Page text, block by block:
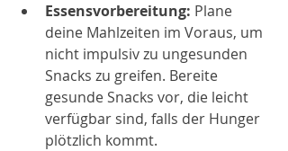
Essensvorbereitung: Plane
deine Mahlzeiten im Voraus, um
nicht impulsiv zu ungesunden
Snacks zu greifen. Bereite
gesunde Snacks vor, die leicht
verfügbar sind, falls der Hunger
plötzlich kommt.